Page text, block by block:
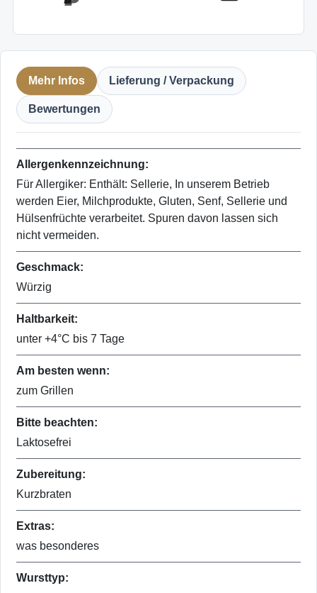
Mehr Infos Lieferung / Verpackung
Bewertungen
Allergenkennzeichnung:
Für Allergiker: Enthält: Sellerie, In unserem Betrieb
werden Eier, Milchprodukte, Gluten, Senf, Sellerie und
Hülsenfrüchte verarbeitet. Spuren davon lassen sich
nicht vermeiden.
Geschmack:
Würzig
Haltbarkeit:
unter +4°C bis 7 Tage
Am besten wenn:
zum Grillen
Bitte beachten:
Laktosefrei
Zubereitung:
Kurzbraten
Extras:
was besonderes
Wursttyp: